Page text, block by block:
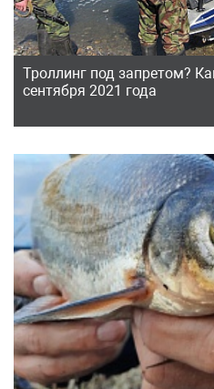
Троллинг под запретом?
сентября 2021 года